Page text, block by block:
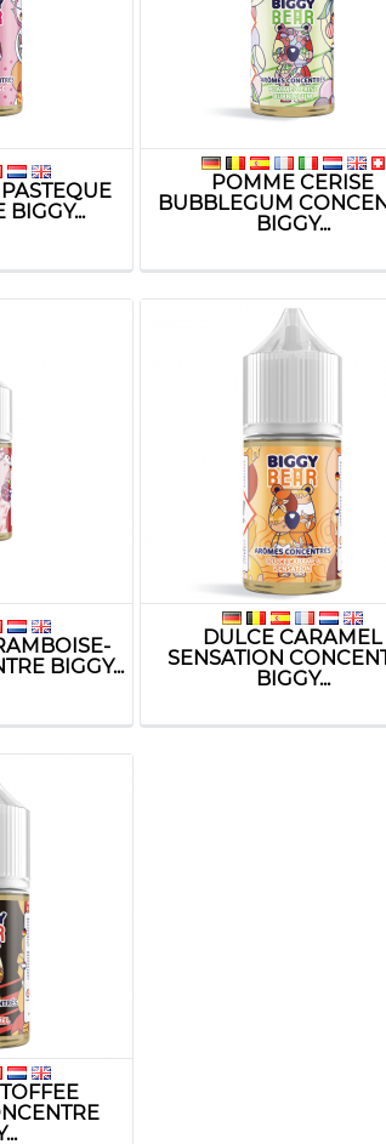
BIGGY...
POMME CERISE
BUBBLEGUM
BIGGY...
BIGGY...
DULCE CARAMEL
SENSATION
BIGGY...